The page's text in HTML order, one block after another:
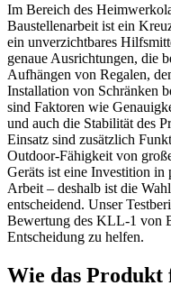
Im Bereich des
Baustellenarbeit ist ein
ein unverzichtbares
genaue Ausrichtungen, die
Aufhängen von Regalen,
Installation von Schränken
sind Faktoren wie
und auch die Stabilität des
Einsatz sind zusätzlich
Outdoor-Fähigkeit von
Geräts ist eine Investition
Arbeit – deshalb ist die
entscheidend. Unser
Bewertung des KLL-1 von
Entscheidung zu helfen.
Wie das